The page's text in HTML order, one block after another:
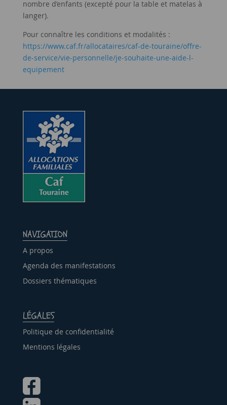
nombre d’enfants (excepté pour la table et matelas à
langer).
Pour connaître les conditions et modalités :
https://www.caf.fr/allocataires/caf-de-touraine/offre-
de-service/vie-personnelle/je-souhaite-une-aide-l-
equipement
NAVIGATION
A propos
Agenda des manifestations
Dossiers thématiques
LÉGALES
Politique de confidentialité
Mentions légales